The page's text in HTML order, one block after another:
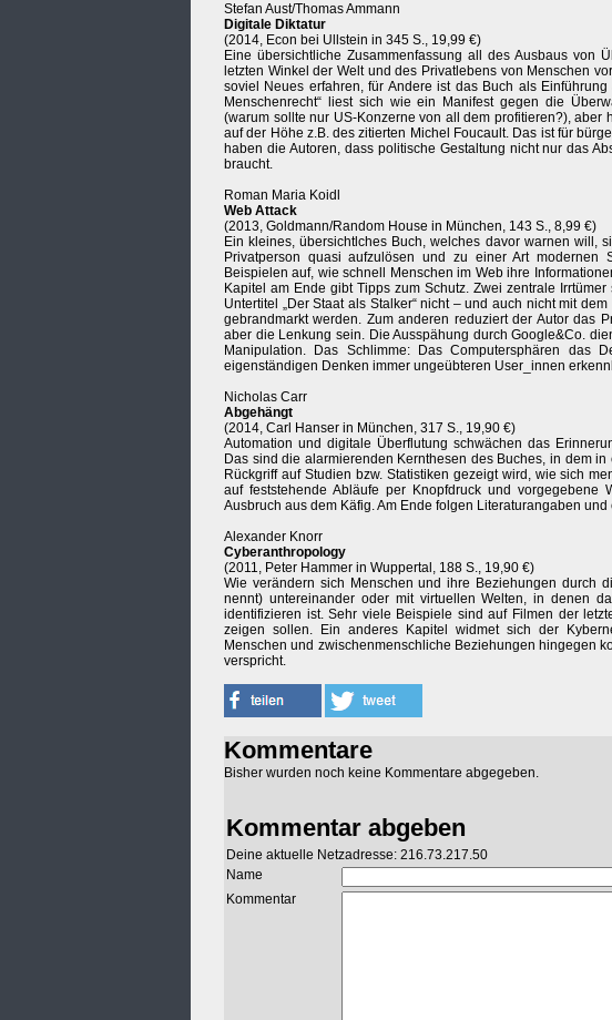
Stefan Aust/Thomas Ammann
Digitale Diktatur
(2014, Econ bei Ullstein in 345 S., 19,99 €)
Eine übersichtliche Zusammenfassung all des Ausbaus von
letzten Winkel der Welt und des Privatlebens von Menschen
soviel Neues erfahren, für Andere ist das Buch als
Menschenrecht“ liest sich wie ein Manifest gegen die
(warum sollte nur US-Konzerne von all dem profitieren?),
auf der Höhe z.B. des zitierten Michel Foucault. Das ist für
haben die Autoren, dass politische Gestaltung nicht nur das
braucht.
Roman Maria Koidl
Web Attack
(2013, Goldmann/Random House in München, 143 S., 8,99 €)
Ein kleines, übersichtlches Buch, welches davor warnen will,
Privatperson quasi aufzulösen und zu einer Art modernen
Beispielen auf, wie schnell Menschen im Web ihre
Kapitel am Ende gibt Tipps zum Schutz. Zwei zentrale
Untertitel „Der Staat als Stalker“ nicht – und auch nicht mit
gebrandmarkt werden. Zum anderen reduziert der Autor das
aber die Lenkung sein. Die Ausspähung durch Google&Co.
Manipulation. Das Schlimme: Das Computersphären das
eigenständigen Denken immer ungeübteren User_innen
Nicholas Carr
Abgehängt
(2014, Carl Hanser in München, 317 S., 19,90 €)
Automation und digitale Überflutung schwächen das
Das sind die alarmierenden Kernthesen des Buches, in dem
Rückgriff auf Studien bzw. Statistiken gezeigt wird, wie sich
auf feststehende Abläufe per Knopfdruck und vorgegebene
Ausbruch aus dem Käfig. Am Ende folgen Literaturangaben
Alexander Knorr
Cyberanthropology
(2011, Peter Hammer in Wuppertal, 188 S., 19,90 €)
Wie verändern sich Menschen und ihre Beziehungen durch
nennt) untereinander oder mit virtuellen Welten, in denen
identifizieren ist. Sehr viele Beispiele sind auf Filmen der
zeigen sollen. Ein anderes Kapitel widmet sich der
Menschen und zwischenmenschliche Beziehungen hingegen
verspricht.
Kommentare
Bisher wurden noch keine Kommentare abgegeben.
Kommentar abgeben
Deine aktuelle Netzadresse: 216.73.217.50
Name
Kommentar